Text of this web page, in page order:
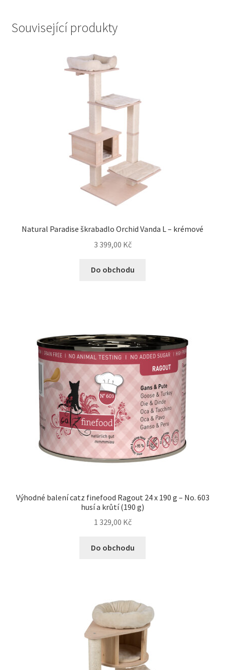
Související produkty
Natural Paradise škrabadlo Orchid Vanda L – krémové
3 399,00 Kč
Do obchodu
Výhodné balení catz finefood Ragout 24 x 190 g – No. 603
husí a krůtí (190 g)
1 329,00 Kč
Do obchodu